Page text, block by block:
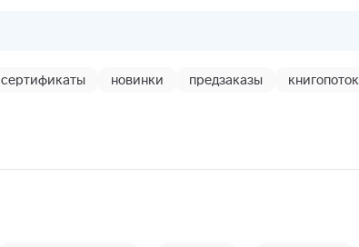
сертификаты новинки предзаказы книгопоток